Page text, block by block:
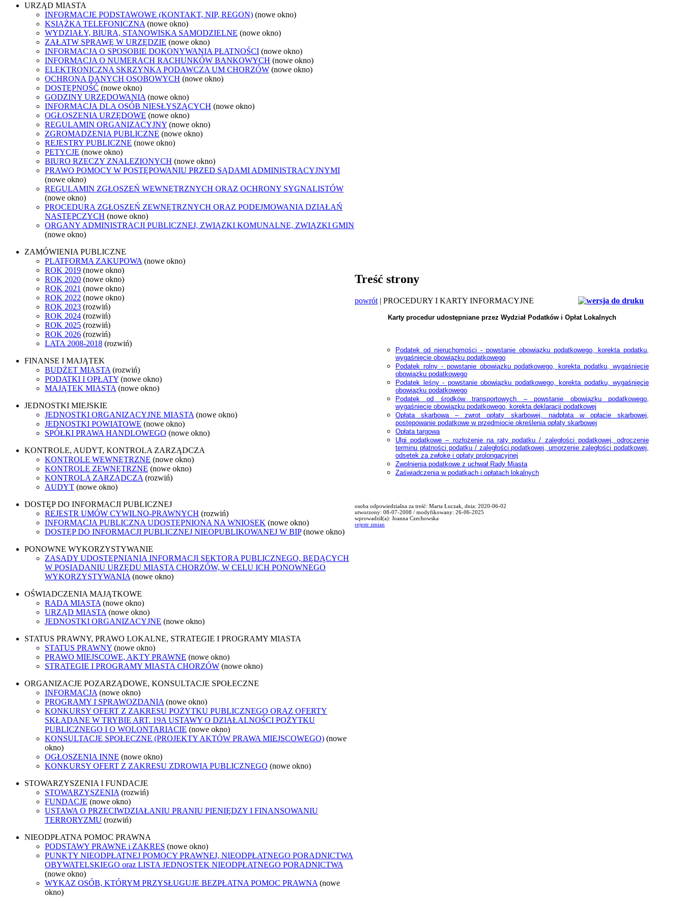
URZĄD MIASTA
INFORMACJE PODSTAWOWE (KONTAKT, NIP, REGON) (nowe okno)
KSIĄŻKA TELEFONICZNA (nowe okno)
WYDZIAŁY, BIURA, STANOWISKA SAMODZIELNE (nowe okno)
ZAŁATW SPRAWĘ W URZĘDZIE (nowe okno)
INFORMACJA O SPOSOBIE DOKONYWANIA PŁATNOŚCI (nowe okno)
INFORMACJA O NUMERACH RACHUNKÓW BANKOWYCH (nowe okno)
ELEKTRONICZNA SKRZYNKA PODAWCZA UM CHORZÓW (nowe okno)
OCHRONA DANYCH OSOBOWYCH (nowe okno)
DOSTĘPNOŚĆ (nowe okno)
GODZINY URZĘDOWANIA (nowe okno)
INFORMACJA DLA OSÓB NIESŁYSZĄCYCH (nowe okno)
OGŁOSZENIA URZĘDOWE (nowe okno)
REGULAMIN ORGANIZACYJNY (nowe okno)
ZGROMADZENIA PUBLICZNE (nowe okno)
REJESTRY PUBLICZNE (nowe okno)
PETYCJE (nowe okno)
BIURO RZECZY ZNALEZIONYCH (nowe okno)
PRAWO POMOCY W POSTĘPOWANIU PRZED SĄDAMI ADMINISTRACYJNYMI
(nowe okno)
REGULAMIN ZGŁOSZEŃ WEWNĘTRZNYCH ORAZ OCHRONY SYGNALISTÓW
(nowe okno)
PROCEDURA ZGŁOSZEŃ ZEWNĘTRZNYCH ORAZ PODEJMOWANIA DZIAŁAŃ
NASTĘPCZYCH (nowe okno)
ORGANY ADMINISTRACJI PUBLICZNEJ, ZWIĄZKI KOMUNALNE, ZWIĄZKI GMIN
(nowe okno)
ZAMÓWIENIA PUBLICZNE
PLATFORMA ZAKUPOWA (nowe okno)
ROK 2019 (nowe okno)
ROK 2020 (nowe okno)
ROK 2021 (nowe okno)
ROK 2022 (nowe okno)
ROK 2023 (rozwiń)
ROK 2024 (rozwiń)
ROK 2025 (rozwiń)
ROK 2026 (rozwiń)
LATA 2008-2018 (rozwiń)
FINANSE I MAJĄTEK
BUDŻET MIASTA (rozwiń)
PODATKI I OPŁATY (nowe okno)
MAJĄTEK MIASTA (nowe okno)
JEDNOSTKI MIEJSKIE
JEDNOSTKI ORGANIZACYJNE MIASTA (nowe okno)
JEDNOSTKI POWIATOWE (nowe okno)
SPÓŁKI PRAWA HANDLOWEGO (nowe okno)
KONTROLE, AUDYT, KONTROLA ZARZĄDCZA
KONTROLE WEWNĘTRZNE (nowe okno)
KONTROLE ZEWNĘTRZNE (nowe okno)
KONTROLA ZARZĄDCZA (rozwiń)
AUDYT (nowe okno)
DOSTĘP DO INFORMACJI PUBLICZNEJ
REJESTR UMÓW CYWILNO-PRAWNYCH (rozwiń)
INFORMACJA PUBLICZNA UDOSTĘPNIONA NA WNIOSEK (nowe okno)
DOSTĘP DO INFORMACJI PUBLICZNEJ NIEOPUBLIKOWANEJ W BIP (nowe okno)
PONOWNE WYKORZYSTYWANIE
ZASADY UDOSTĘPNIANIA INFORMACJI SEKTORA PUBLICZNEGO, BĘDĄCYCH
W POSIADANIU URZĘDU MIASTA CHORZÓW, W CELU ICH PONOWNEGO
WYKORZYSTYWANIA (nowe okno)
OŚWIADCZENIA MAJĄTKOWE
RADA MIASTA (nowe okno)
URZĄD MIASTA (nowe okno)
JEDNOSTKI ORGANIZACYJNE (nowe okno)
STATUS PRAWNY, PRAWO LOKALNE, STRATEGIE I PROGRAMY MIASTA
STATUS PRAWNY (nowe okno)
PRAWO MIEJSCOWE, AKTY PRAWNE (nowe okno)
STRATEGIE I PROGRAMY MIASTA CHORZÓW (nowe okno)
ORGANIZACJE POZARZĄDOWE, KONSULTACJE SPOŁECZNE
INFORMACJA (nowe okno)
PROGRAMY I SPRAWOZDANIA (nowe okno)
KONKURSY OFERT Z ZAKRESU POŻYTKU PUBLICZNEGO ORAZ OFERTY
SKŁADANE W TRYBIE ART. 19A USTAWY O DZIAŁALNOŚCI POŻYTKU
PUBLICZNEGO I O WOLONTARIACIE (nowe okno)
KONSULTACJE SPOŁECZNE (PROJEKTY AKTÓW PRAWA MIEJSCOWEGO) (nowe
okno)
OGŁOSZENIA INNE (nowe okno)
KONKURSY OFERT Z ZAKRESU ZDROWIA PUBLICZNEGO (nowe okno)
STOWARZYSZENIA I FUNDACJE
STOWARZYSZENIA (rozwiń)
FUNDACJE (nowe okno)
USTAWA O PRZECIWDZIAŁANIU PRANIU PIENIĘDZY I FINANSOWANIU
TERRORYZMU (rozwiń)
NIEODPŁATNA POMOC PRAWNA
PODSTAWY PRAWNE i ZAKRES (nowe okno)
PUNKTY NIEODPŁATNEJ POMOCY PRAWNEJ, NIEODPŁATNEGO PORADNICTWA
OBYWATELSKIEGO oraz LISTA JEDNOSTEK NIEODPŁATNEGO PORADNICTWA
(nowe okno)
WYKAZ OSÓB, KTÓRYM PRZYSŁUGUJE BEZPŁATNA POMOC PRAWNA (nowe
okno)
Treść strony
powrót | PROCEDURY I KARTY INFORMACYJNE
Karty procedur udostępniane przez Wydział Podatków i Opłat Lokalnych
Podatek od nieruchomości - powstanie obowiązku podatkowego, korekta podatku,
wygaśnięcie obowiązku podatkowego
Podatek rolny - powstanie obowiązku podatkowego, korekta podatku, wygaśnięcie
obowiązku podatkowego
Podatek leśny - powstanie obowiązku podatkowego, korekta podatku, wygaśnięcie
obowiązku podatkowego
Podatek od środków transportowych – powstanie obowiązku podatkowego,
wygaśniecie obowiązku podatkowego, korekta deklaracji podatkowej
Opłata skarbowa – zwrot opłaty skarbowej, nadpłata w opłacie skarbowej,
postępowanie podatkowe w przedmiocie określenia opłaty skarbowej
Opłata targowa
Ulgi podatkowe – rozłożenie na raty podatku / zaległości podatkowej, odroczenie
terminu płatności podatku / zaległości podatkowej, umorzenie zaległości podatkowej,
odsetek za zwłokę i opłaty prolongacyjnej
Zwolnienia podatkowe z uchwał Rady Miasta
Zaświadczenia w podatkach i opłatach lokalnych
osoba odpowiedzialna za treść: Marta Łuczak, dnia: 2020-06-02
utworzony: 08-07-2008 / modyfikowany: 26-06-2025
wprowadził(a): Joanna Czechowska
rejestr zmian